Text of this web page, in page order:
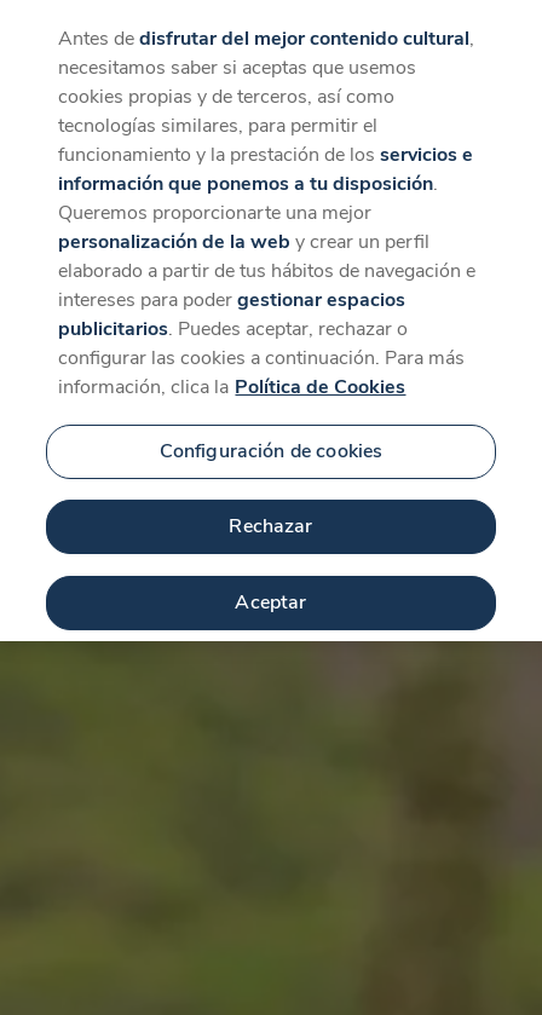
CaixaForum+
La mejor experiencia desde la App
Descargar
Antes dedisfrutar del mejor contenido cultural,
necesitamos saber si aceptas que usemos
cookies propias y de terceros, así como
tecnologías similares, para permitir el
funcionamiento y la prestación de losservicios e
información que ponemos a tu disposición.
Queremos proporcionarte una mejor
personalización de la web y crear un perfil
elaborado a partir de tus hábitos de navegación e
intereses para podergestionar espacios
publicitarios. Puedes aceptar, rechazar o
configurar las cookies a continuación. Para más
información, clica la Política de Cookies
Configuración de cookies
Rechazar
Aceptar